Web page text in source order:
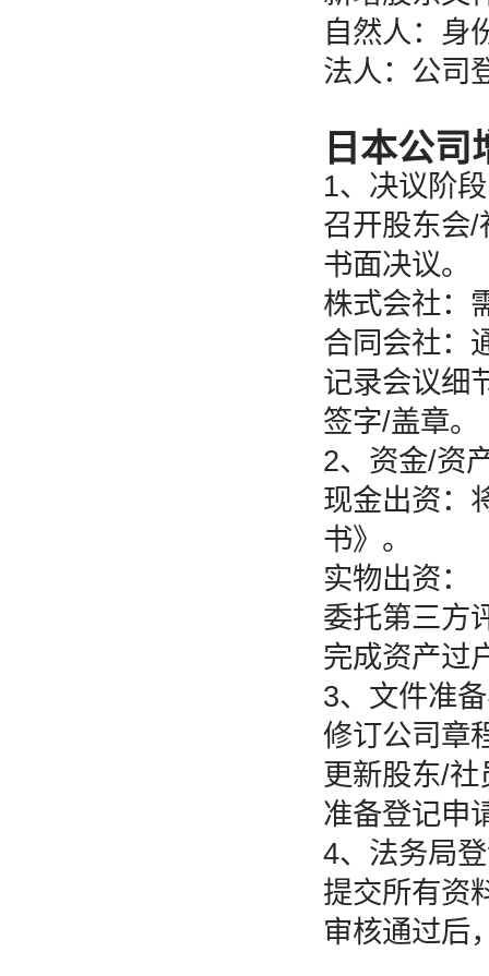
自然人：身
法人：公司
日本公司
1、决议阶段
召开股东会
书面决议。
株式会社：
合同会社：
记录会议细
签字/盖章。
2、资金/资
现金出资：
书》。
实物出资：
委托第三方
完成资产过
3、文件准
修订公司章
更新股东/
准备登记申
4、法务局
提交所有资
审核通过后